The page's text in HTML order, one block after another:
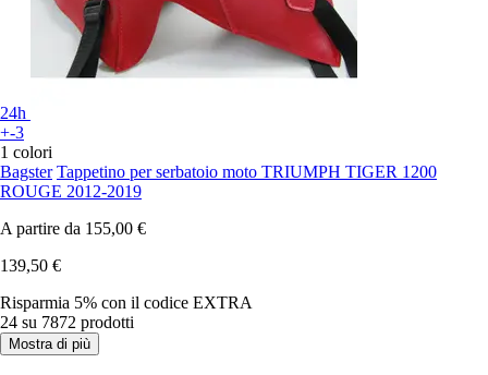
24h
+-3
1 colori
Bagster Tappetino per serbatoio moto TRIUMPH TIGER 1200
ROUGE 2012-2019
A partire da 155,00 €
139,50 €
Risparmia 5% con il codice EXTRA
24 su 7872 prodotti
Mostra di più